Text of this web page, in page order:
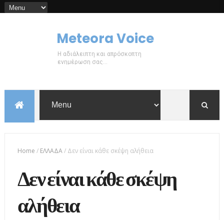
Meteora Voice
Η αδιάλειπτη και απρόσκοπτη
ενημέρωση σας...
Home / ΕΛΛΑΔΑ/ Δεν είναι κάθε σκέψη αλήθεια
Δεν είναι κάθε σκέψη
αλήθεια